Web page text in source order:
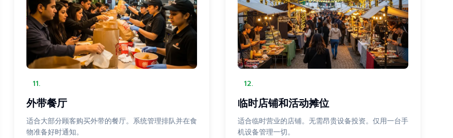
11.
外带餐厅
适合大部分顾客购买外带的餐厅。系统管理排队并在食
物准备好时通知。
12.
临时店铺和活动摊位
适合临时营业的店铺。无需昂贵设备投资。仅用一台手
机设备管理一切。